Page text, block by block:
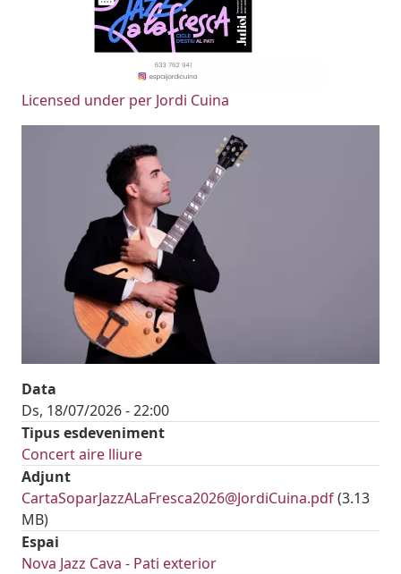
Licensed under per Jordi Cuina
Data
Ds, 18/07/2026 - 22:00
Tipus esdeveniment
Concert aire lliure
Adjunt
Document
CartaSoparJazzALaFresca2026@JordiCuina.pdf(3.13
MB)
Espai
Nova Jazz Cava - Pati exterior